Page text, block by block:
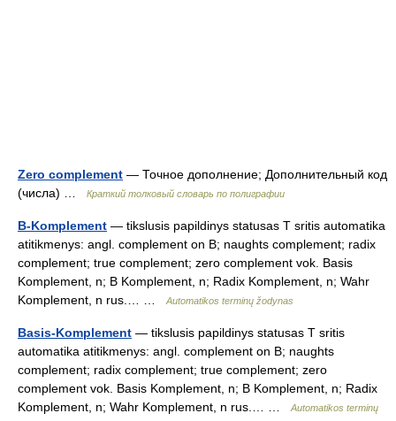
Zero complement — Точное дополнение; Дополнительный код
(числа) …
Краткий толковый словарь по полиграфии
B-Komplement — tikslusis papildinys statusas T sritis automatika
atitikmenys: angl. complement on B; naughts complement; radix
complement; true complement; zero complement vok. Basis
Komplement, n; B Komplement, n; Radix Komplement, n; Wahr
Komplement, n rus.… …
Automatikos terminų žodynas
Basis-Komplement — tikslusis papildinys statusas T sritis
automatika atitikmenys: angl. complement on B; naughts
complement; radix complement; true complement; zero
complement vok. Basis Komplement, n; B Komplement, n; Radix
Komplement, n; Wahr Komplement, n rus.… …
Automatikos terminų